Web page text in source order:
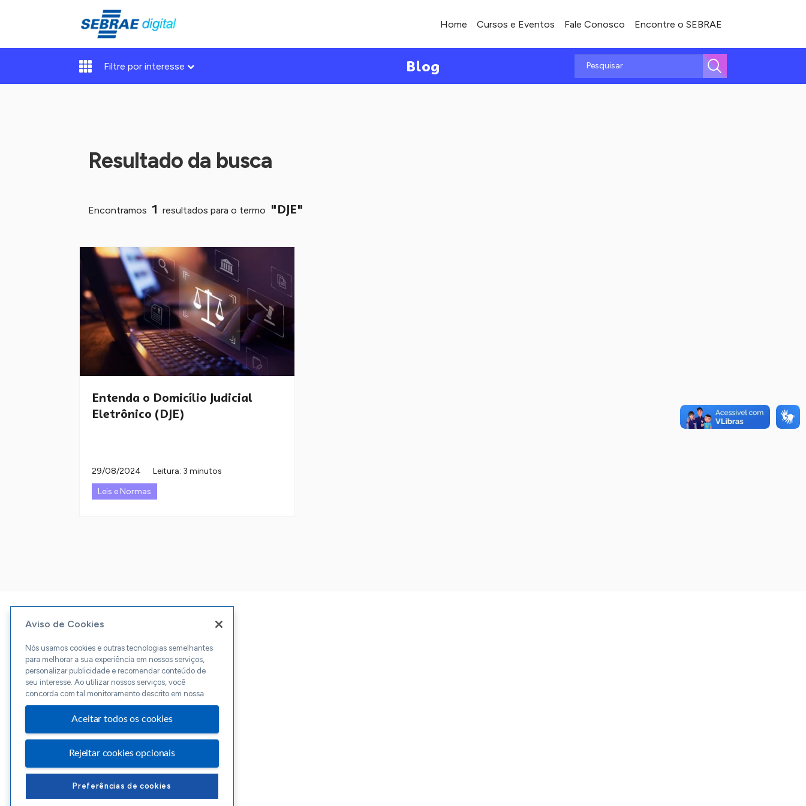
Home Cursos e Eventos Fale Conosco Encontre o SEBRAE
Filtre por interesse Blog
Resultado da busca
Encontramos 1 resultados para o termo "DJE"
Entenda o Domicílio Judicial
Eletrônico (DJE)
29/08/2024
Leitura: 3 minutos
Leis e Normas
Aviso de Cookies
Nós usamos cookies e outras tecnologias semelhantes
para melhorar a sua experiência em nossos serviços,
personalizar publicidade e recomendar conteúdo de
seu interesse. Ao utilizar nossos serviços, você
concorda com tal monitoramento descrito em nossa
Aceitar todos os cookies
Rejeitar cookies opcionais
Preferências de cookies